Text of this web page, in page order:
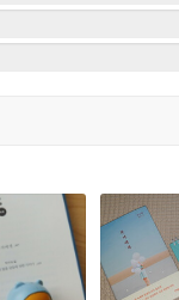
악한 근무환경을 견
한다. 근로복지공
놓는 강인한 발걸음
송은 제주의 한